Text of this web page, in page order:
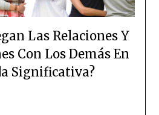
Las Relaciones Y
Con Los Demás En
Significativa?